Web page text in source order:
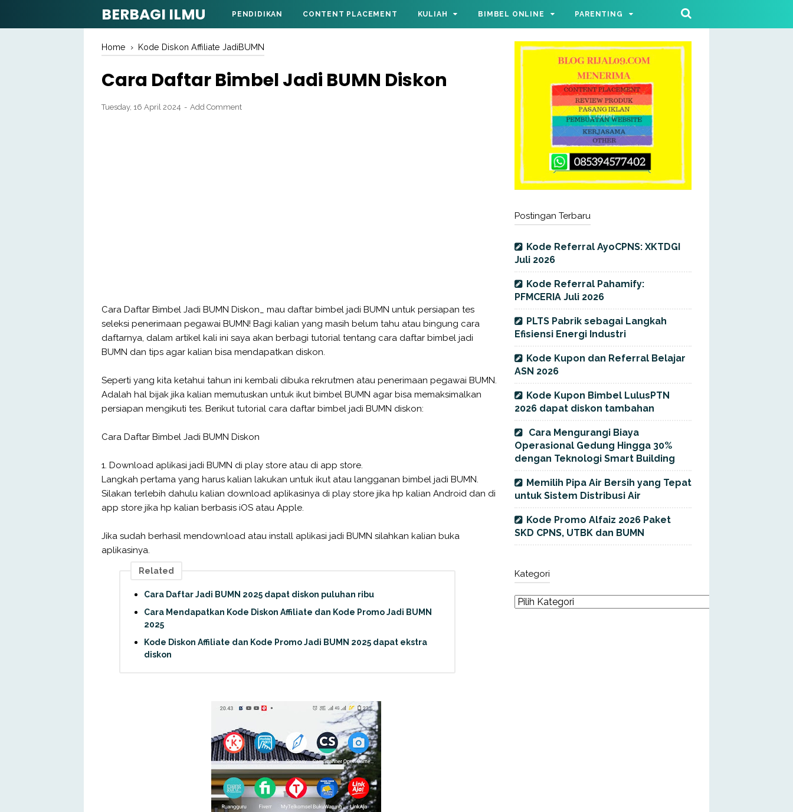
BERBAGI ILMU PENDIDIKAN CONTENT PLACEMENT KULIAH BIMBEL ONLINE PARENTING
Home › Kode Diskon Affiliate JadiBUMN
Cara Daftar Bimbel Jadi BUMN Diskon
Tuesday, 16 April 2024 Add Comment
Cara Daftar Bimbel Jadi BUMN Diskon_ mau daftar bimbel jadi BUMN untuk persiapan tes
seleksi penerimaan pegawai BUMN! Bagi kalian yang masih belum tahu atau bingung cara
daftarnya, dalam artikel kali ini saya akan berbagi tutorial tentang cara daftar bimbel jadi
BUMN dan tips agar kalian bisa mendapatkan diskon.
Seperti yang kita ketahui tahun ini kembali dibuka rekrutmen atau penerimaan pegawai BUMN.
Adalah hal bijak jika kalian memutuskan untuk ikut bimbel BUMN agar bisa memaksimalkan
persiapan mengikuti tes. Berikut tutorial cara daftar bimbel jadi BUMN diskon:
Cara Daftar Bimbel Jadi BUMN Diskon
1. Download aplikasi jadi BUMN di play store atau di app store.
Langkah pertama yang harus kalian lakukan untuk ikut atau langganan bimbel jadi BUMN.
Silakan terlebih dahulu kalian download aplikasinya di play store jika hp kalian Android dan di
app store jika hp kalian berbasis iOS atau Apple.
Jika sudah berhasil mendownload atau install aplikasi jadi BUMN silahkan kalian buka
aplikasinya.
Related
Cara Daftar Jadi BUMN 2025 dapat diskon puluhan ribu
Cara Mendapatkan Kode Diskon Affiliate dan Kode Promo Jadi BUMN
2025
Kode Diskon Affiliate dan Kode Promo Jadi BUMN 2025 dapat ekstra
diskon
Postingan Terbaru
Kode Referral AyoCPNS: XKTDGI
Juli 2026
Kode Referral Pahamify:
PFMCERIA Juli 2026
PLTS Pabrik sebagai Langkah
Efisiensi Energi Industri
Kode Kupon dan Referral Belajar
ASN 2026
Kode Kupon Bimbel LulusPTN
2026 dapat diskon tambahan
Cara Mengurangi Biaya
Operasional Gedung Hingga 30%
dengan Teknologi Smart Building
Memilih Pipa Air Bersih yang Tepat
untuk Sistem Distribusi Air
Kode Promo Alfaiz 2026 Paket
SKD CPNS, UTBK dan BUMN
Kategori